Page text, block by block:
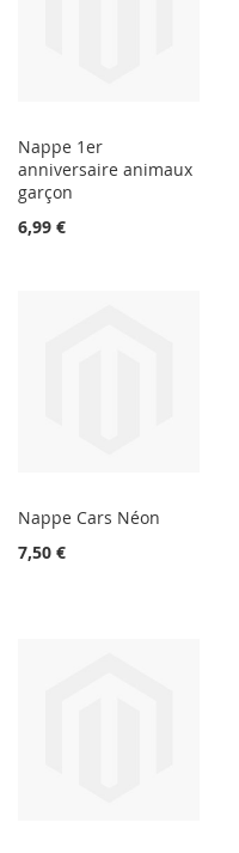
Nappe 1er
anniversaire animaux
garçon
6,99 €
Nappe Cars Néon
7,50 €